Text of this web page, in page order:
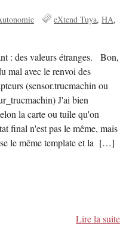
eXtend Tuya HA
: des valeurs étranges. Bon,
mal avec le renvoi des
(sensor.trucmachin ou
J'ai bien
la carte ou tuile qu'on
final n'est pas le même, mais
le même template et la […]
Lire la suite